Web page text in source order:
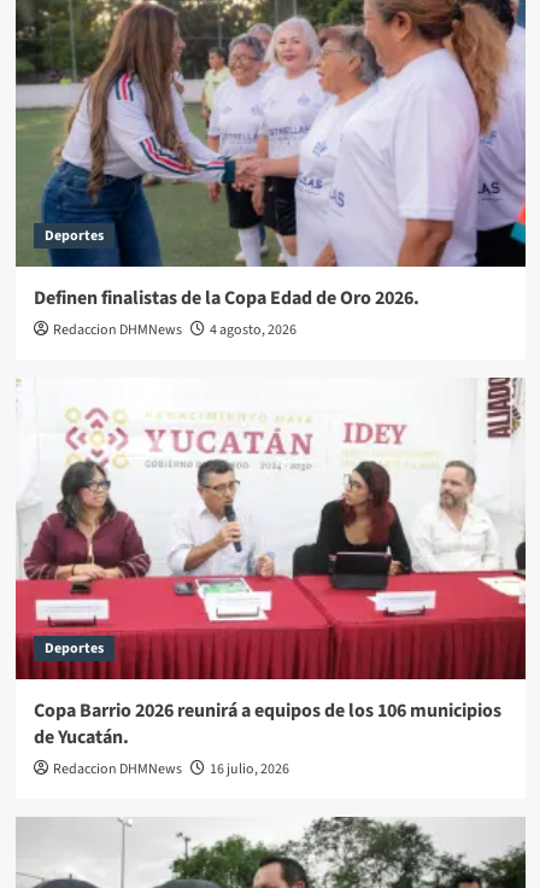
Deportes
Definen finalistas de la Copa Edad de Oro 2026.
Redaccion DHMNews 4 agosto, 2026
Deportes
Copa Barrio 2026 reunirá a equipos de los 106 municipios
de Yucatán.
Redaccion DHMNews 16 julio, 2026